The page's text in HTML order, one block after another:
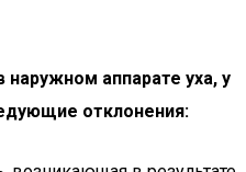
аппарате уха, у
отклонения: